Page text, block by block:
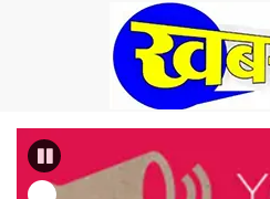
Previous